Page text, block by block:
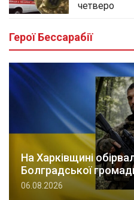
четверо
Герої Бессарабії
На Харківщині
Болградської
06.08.2026